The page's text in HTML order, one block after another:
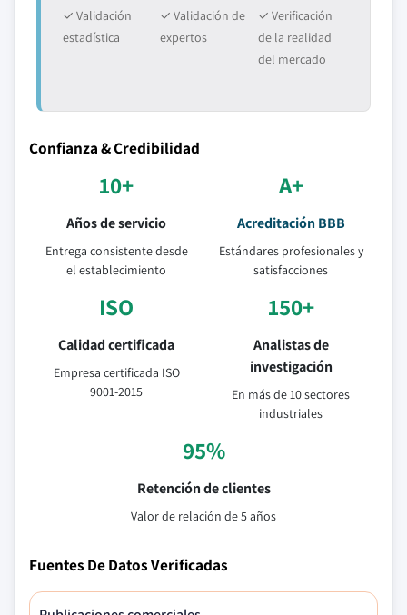
✓ Validación
estadística
✓ Validación de
expertos
✓ Verificación
de la realidad
del mercado
Confianza & Credibilidad
10+
Años de servicio
Entrega consistente desde
el establecimiento
A+
Acreditación BBB
Estándares profesionales y
satisfacciones
ISO
Calidad certificada
Empresa certificada ISO
9001-2015
150+
Analistas de
investigación
En más de 10 sectores
industriales
95%
Retención de clientes
Valor de relación de 5 años
Fuentes De Datos Verificadas